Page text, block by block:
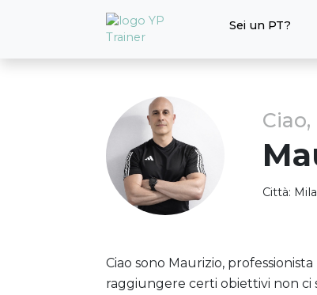
Sei un PT?
Città:
Ciao sono Maurizio,
raggiungere certi obiettivi non ci